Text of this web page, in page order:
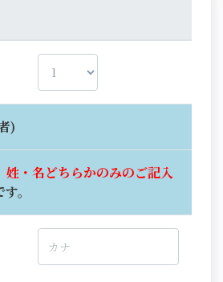
)
姓・名どちらかのみのご記入
。